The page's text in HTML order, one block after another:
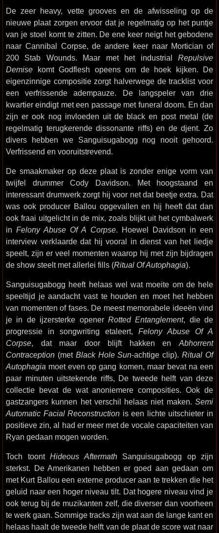
De zeer heavy, vette grooves en de afwisseling op de
nieuwe plaat zorgen ervoor dat je regelmatig op het puntje
van je stoel komt te zitten. De ene keer neigt het gebodene
naar Cannibal Corpse, de andere keer naar Mortician of
200 Stab Wounds. Maar met het industrial Repulsive
Demise komt Godflesh opeens om de hoek kijken. De
eigenzinnige compositie zorgt halverwege de tracklist voor
een verfrissende adempauze. De langspeler van drie
kwartier eindigt met een passage met funeral doom. En dan
zijn er ook nog invloeden uit de black en post metal (de
regelmatig terugkerende dissonante riffs) en de djent. Zo
divers hebben we Sanguisugabogg nog nooit gehoord.
Verfrissend en vooruitstrevend.
De smaakmaker op deze plaat is zonder enige vorm van
twijfel drummer Cody Davidson. Met hoogstaand en
interessant drumwerk zorgt hij voor net dat beetje extra. Dat
was ook producer Ballou opgevallen en hij heeft dat dan
ook fraai uitgelicht in de mix, zoals blijkt uit het cymbalwerk
inFelony Abuse Of A Corpse. Hoewel Davidson in een
interview verklaarde dat hij vooral in dienst van het liedje
speelt, zijn er veel momenten waarop hij met zijn bijdragen
de show steelt met allerlei fills (Ritual Of Autophagia).
Sanguisugabogg heeft helaas wel wat moeite om de hele
speeltijd je aandacht vast te houden en moet het hebben
van momenten of fases. De meest memorabele ideeën vind
je in de ijzersterke opener Rotted Entanglement, die de
progressie in songwriting etaleert, Felony Abuse Of A
Corpse, dat maar door blijft hakken en Abhorrent
Contraception (met Black Hole Sun-achtige clip).Ritual Of
Autophagia moet even op gang komen, maar bevat na een
paar minuten uitstekende riffs, De tweede helft van deze
collectie bevat de wat anoniemere composities. Ook de
gastzangers kunnen het verschil helaas niet maken. Semi
Automatic Facial Reconstruction is een lichte uitschieter in
positieve zin, al had er meer met de vocale capaciteiten van
Ryan gedaan mogen worden.
Toch toont Hideous AftermathSanguisugabogg op zijn
sterkst. De Amerikanen hebben er goed aan gedaan om
met Kurt Ballou een externe producer aan te trekken die het
geluid naar een hoger niveau tilt. Dat hogere niveau vind je
ook terug bij de muzikanten zelf, die diverser dan voorheen
te werk gaan. Sommige tracks zijn wat aan de lange kant en
helaas haalt de tweede helft van de plaat de score wat naar